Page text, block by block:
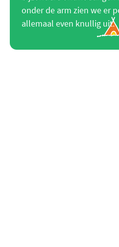
onder de arm zien we er
allemaal even knullig uit.